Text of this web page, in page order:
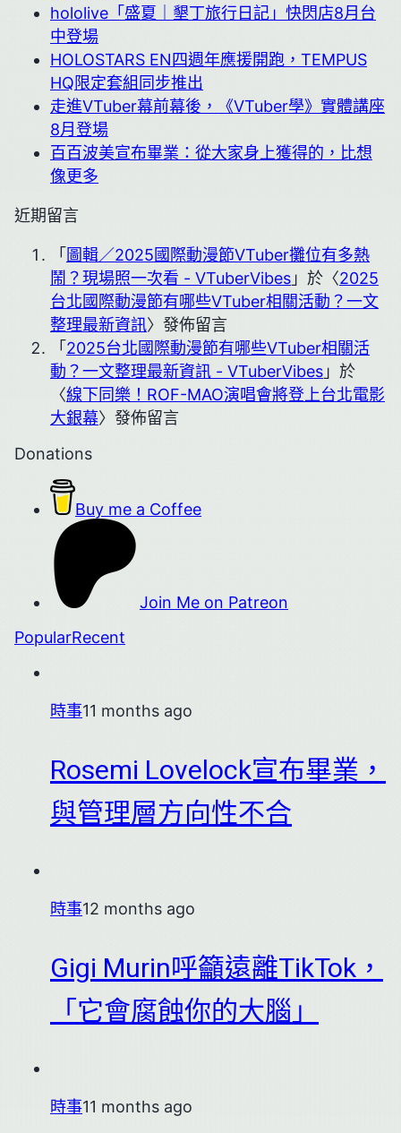
hololive「盛夏｜墾丁旅行日記」快閃店8月台
中登場
HOLOSTARS EN四週年應援開跑，TEMPUS
HQ限定套組同步推出
走進VTuber幕前幕後，《VTuber學》實體講座
8月登場
百百波美宣布畢業：從大家身上獲得的，比想
像更多
近期留言
「圖輯／2025國際動漫節VTuber攤位有多熱
鬧？現場照一次看 - VTuberVibes 」於〈2025
台北國際動漫節有哪些VTuber相關活動？一文
整理最新資訊〉發佈留言
「2025台北國際動漫節有哪些VTuber相關活
動？一文整理最新資訊 - VTuberVibes 」於
〈線下同樂！ROF-MAO演唱會將登上台北電影
大銀幕〉發佈留言
Donations
Buy me a Coffee
Join Me on Patreon
PopularRecent
時事11 months ago
Rosemi Lovelock宣布畢業，
與管理層方向性不合
時事12 months ago
Gigi Murin呼籲遠離TikTok，
「它會腐蝕你的大腦」
時事11 months ago